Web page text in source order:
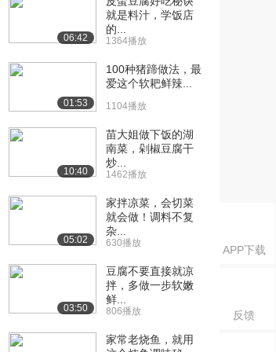
APP下载
反馈
06:42
就是料汁，学饭店
的...
1364播放
01:53
100种猪蹄做法，最
爱这个软耙鲜辣...
1104播放
10:40
苗大姐做下饭的湖
南菜，剁椒豆腐干
炒...
1462播放
05:02
家拌凉菜，会切菜
就会做！调料不复
杂...
630播放
03:50
豆腐不要直接就凉
拌，多做一步软嫩
鲜...
806播放
家常老烧鱼，就用